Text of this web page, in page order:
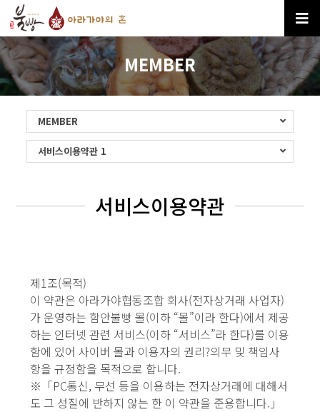
MEMBER
MEMBER
서비스이용약관 1
서비스이용약관
제1조(목적)
이 약관은 아라가야협동조합 회사(전자상거래 사업자)
가 운영하는 함안불빵 몰(이하 “몰”이라 한다)에서 제공
하는 인터넷 관련 서비스(이하 “서비스”라 한다)를 이용
함에 있어 사이버 몰과 이용자의 권리?의무 및 책임사
항을 규정함을 목적으로 합니다.
※「PC통신, 무선 등을 이용하는 전자상거래에 대해서
도 그 성질에 반하지 않는 한 이 약관을 준용합니다.」